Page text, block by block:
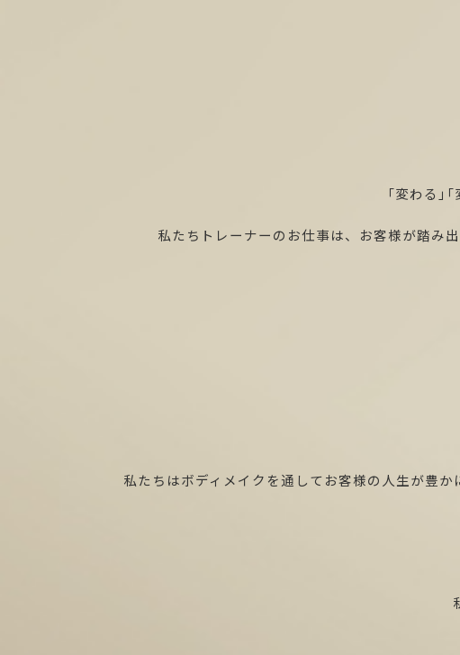
「変わる
私たちトレーナーのお仕事は、お客様が踏み
私たちはボディメイクを通してお客様の人生が豊